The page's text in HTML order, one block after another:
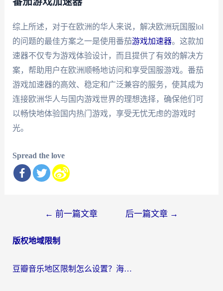
综上所述，对于在欧洲的华人来说，解决欧洲玩国服lol
的问题的最佳方案之一是使用番茄游戏加速器。这款加
速器不仅专为游戏体验设计，而且提供了有效的解决方
案，帮助用户在欧洲顺畅地访问和享受国服游戏。番茄
游戏加速器的高效、稳定和广泛兼容的服务，使其成为
连接欧洲华人与国内游戏世界的理想选择，确保他们可
以畅快地体验国内热门游戏，享受无忧无虑的游戏时
光。
Spread the love
导
← 前一篇文章 后一篇文章 →
版权地域限制
豆瓣音乐地区限制怎么设置？海外党亲测有效的回国加速方案来了